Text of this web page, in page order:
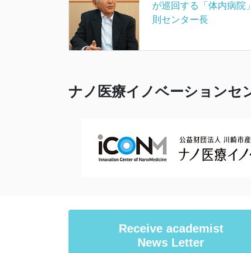
が巡回する「体内病院
則センター長
ナノ医療イノベーションセ
Receive academist
News Letter